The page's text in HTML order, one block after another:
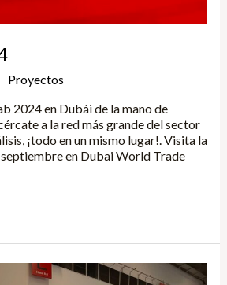
Proyectos
2024 en Dubái de la mano de
a la red más grande del sector
¡todo en un mismo lugar!. Visita la
en Dubai World Trade